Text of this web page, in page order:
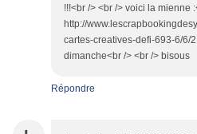
!!!<br /> <br /> voici la mienne
http://
cartes-creatives-defi-693-6/6/
dimanche<br /> <br /> bisous
Répondre